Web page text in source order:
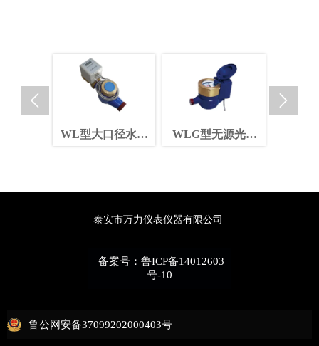
WL型大口径水表
WLG型无源光电
 
泰安市万力仪表仪器有限公司
备案号：鲁ICP备14012603
号-10
鲁公网安备37099202000403号